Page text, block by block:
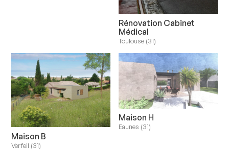
Rénovation Cabinet
Médical
Toulouse (31)
Maison B
Verfeil (31)
Maison H
Eaunes (31)